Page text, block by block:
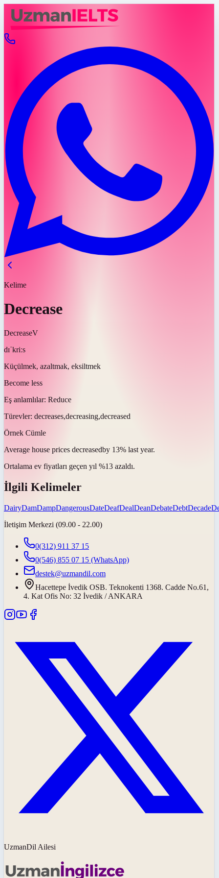
Kelime
Decrease
DecreaseV
dɪˈkriːs
Küçülmek, azaltmak, eksiltmek
Become less
Eş anlamlılar: Reduce
Türevler: decreases,decreasing,decreased
Örnek Cümle
Average house prices decreasedby 13% last year.
Ortalama ev fiyatları geçen yıl %13 azaldı.
İlgili Kelimeler
DairyDamDampDangerousDateDeafDealDeanDebateDebtDecade
İletişim Merkezi (09.00 - 22.00)
0(312) 911 37 15
0(546) 855 07 15 (WhatsApp)
destek@uzmandil.com
Hacettepe İvedik OSB. Teknokenti 1368. Cadde No.61,
4. Kat Ofis No: 32 İvedik / ANKARA
UzmanDil Ailesi